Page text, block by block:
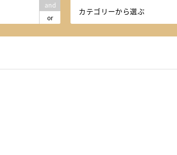
and
or
カテゴリーから選ぶ